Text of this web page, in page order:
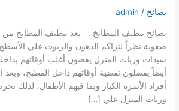
نصائح /
admin
نصائح تنظيف المطابخ . يعد تنظيف المطابخ من
صعوبة نظراً لتراكم الدهون والزيوت علي
سيدات وربات المنزل يقضون أغلب أوقاتهم
أيضاً يفضلون تقضية أوقاتهم داخل المطبخ، ويعد
أفراد الأسرة الكبار وبما فيهم الأطفال، لذلك
وربات المنزل علي […]